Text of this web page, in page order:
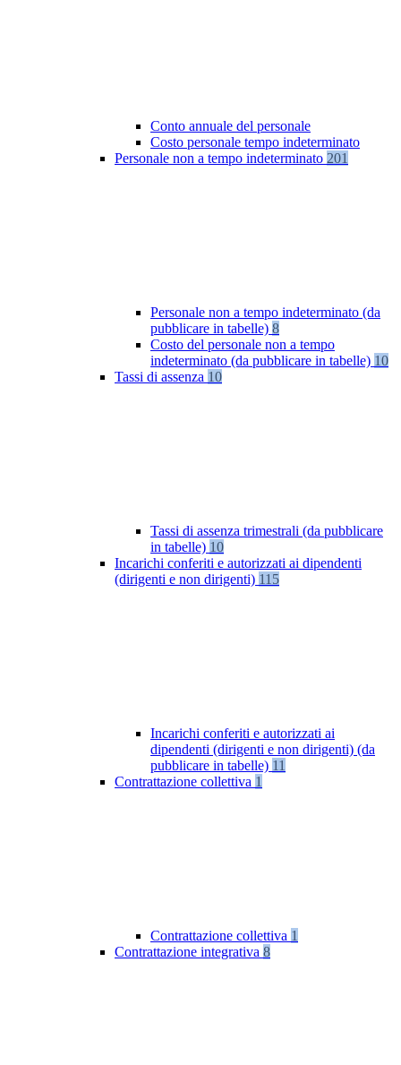
Conto annuale del personale
Costo personale tempo indeterminato
Personale non a tempo indeterminato 201
Personale non a tempo indeterminato (da
pubblicare in tabelle) 8
Costo del personale non a tempo
indeterminato (da pubblicare in tabelle) 10
Tassi di assenza 10
Tassi di assenza trimestrali (da pubblicare
in tabelle) 10
Incarichi conferiti e autorizzati ai dipendenti
(dirigenti e non dirigenti) 115
Incarichi conferiti e autorizzati ai
dipendenti (dirigenti e non dirigenti) (da
pubblicare in tabelle) 11
Contrattazione collettiva 1
Contrattazione collettiva 1
Contrattazione integrativa 8